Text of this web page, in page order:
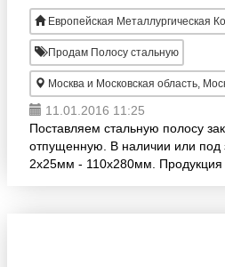
Европейская Металлургическая
Продам Полосу стальную
Москва и Московская область,
11.01.2016 11:25
Поставляем стальную полосу
отпущенную. В наличии или под
2х25мм - 110х280мм. Продукция